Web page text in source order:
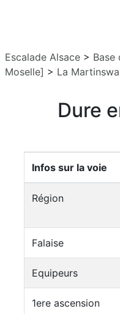
Escalade Alsace > Base
Moselle] > La
Dure
Infos sur la voie
Région
Falaise
Equipeurs
1ere ascension